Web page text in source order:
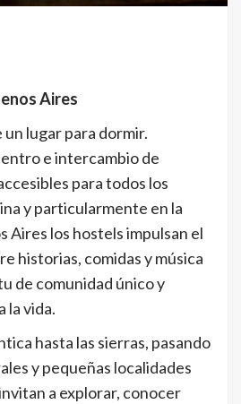
Aires
un lugar para dormir.
e intercambio de
para todos los
y particularmente en la
Aires los hostels impulsan el
historias, comidas y música
de comunidad único y
la vida.
hasta las sierras, pasando
y pequeñas localidades
a explorar, conocer